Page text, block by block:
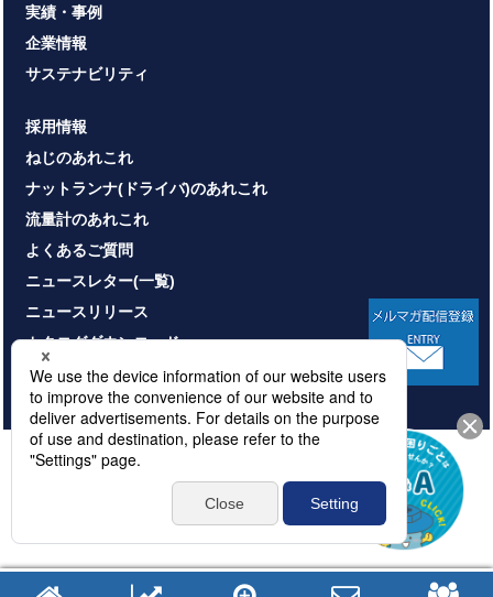
実績・事例
企業情報
サステナビリティ
採用情報
ねじのあれこれ
ナットランナ(ドライバ)のあれこれ
流量計のあれこれ
よくあるご質問
ニュースレター(一覧)
ニュースリリース
カタログダウンロード
お問い合わせ
HOME プライバシーポリシー
情報セキュリティ基本方針
© NITTOSEIKO CO., LTD. All rights reserved.